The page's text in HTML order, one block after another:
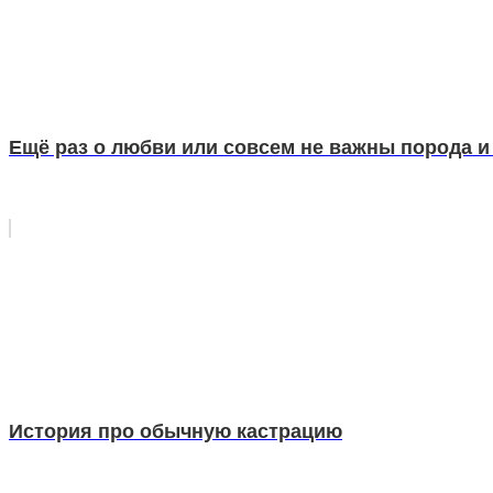
Ещё раз о любви или совсем не важны порода и
История про обычную кастрацию